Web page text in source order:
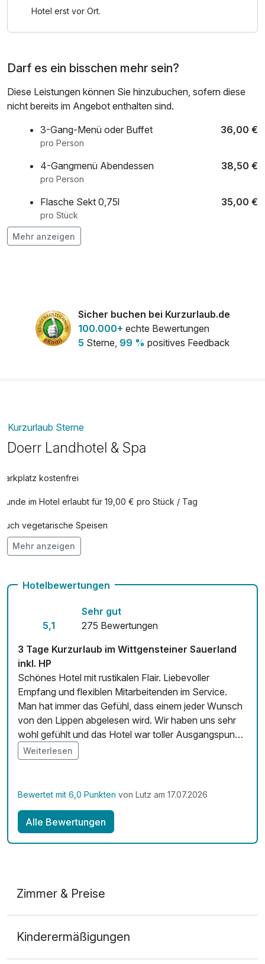
Hotel erst vor Ort.
Darf es ein bisschen mehr sein?
Diese Leistungen können Sie hinzubuchen, sofern diese
nicht bereits im Angebot enthalten sind.
3-Gang-Menü oder Buffet
36,00 €
pro Person
4-Gangmenü Abendessen 38,50 €
pro Person
Flasche Sekt 0,75l 35,00 €
pro Stück
Flasche Wein 0,75l
pro Person (30 Minuten)
Solarium
pro Person (8 Minuten)
Mehr anzeigen
Sicher buchen bei Kurzurlaub.de
100.000+ echte Bewertungen
5 Sterne, 99 % positives Feedback
Kurzurlaub Sterne
Doerr Landhotel & Spa
Parkplatz kostenfrei
Hunde im Hotel erlaubt für 19,00 € pro Stück / Tag
Auch vegetarische Speisen
Fahrradverleih für 10,00 € pro Person / Tag
Mehr anzeigen
Hotelbewertungen
5,1
Sehr gut
275 Bewertungen
3 Tage Kurzurlaub im Wittgensteiner Sauerland
inkl. HP
Schönes Hotel mit rustikalen Flair. Liebevoller
Empfang und flexiblen Mitarbeitenden im Service.
Man hat immer das Gefühl, dass einem jeder Wunsch
von den Lippen abgelesen wird. Wir haben uns sehr
wohl gefühlt und das Hotel war toller Ausgangspunkt
für Touren in Sauerland und Siegerland
Weiterlesen
Bewertet mit 6,0 Punkten von Lutz am 17.07.2026
Alle Bewertungen
Zimmer & Preise
2 Erwachsene und 1 Kind
Kinderermäßigungen